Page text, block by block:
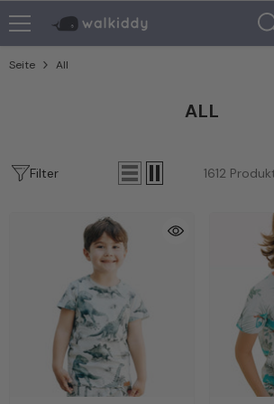
Seite All
ALL
-25%
Filter 1612